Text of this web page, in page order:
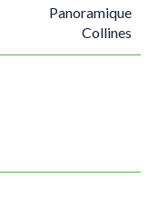
Panoramique
Collines